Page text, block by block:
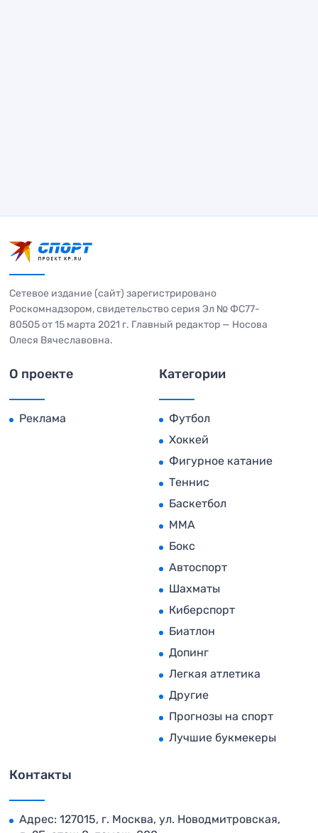
Сетевое издание (сайт) зарегистрировано
Роскомнадзором, свидетельство серия Эл № ФС77-
80505 от 15 марта 2021 г. Главный редактор — Носова
Олеся Вячеславовна.
О проекте
Реклама
Категории
Футбол
Хоккей
Фигурное катание
Теннис
Баскетбол
MMA
Бокс
Автоспорт
Шахматы
Киберспорт
Биатлон
Допинг
Легкая атлетика
Другие
Прогнозы на спорт
Лучшие букмекеры
Контакты
Адрес: 127015, г. Москва, ул. Новодмитровская,